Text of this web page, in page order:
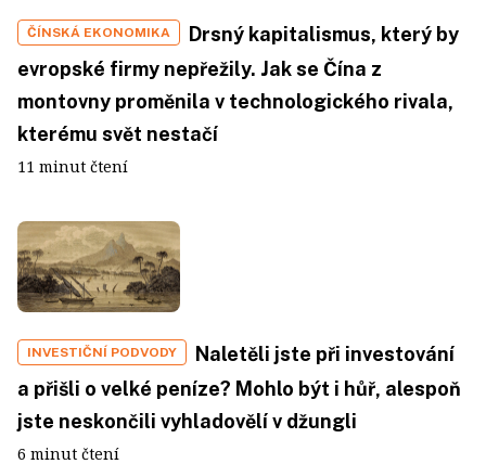
ČÍNSKÁ EKONOMIKA
Drsný kapitalismus, který by
evropské firmy nepřežily. Jak se Čína z
montovny proměnila v technologického rivala,
kterému svět nestačí
11 minut čtení
INVESTIČNÍ PODVODY
Naletěli jste při investování
a přišli o velké peníze? Mohlo být i hůř, alespoň
jste neskončili vyhladovělí v džungli
6 minut čtení